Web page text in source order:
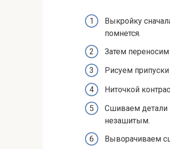
Выкройку
помнется.
Затем
Рисуем
Ниточкой
Сшиваем детали
незашитым.
Выворачиваем